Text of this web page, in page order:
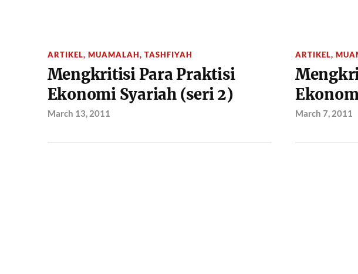
ARTIKEL, MUAMALAH, TASHFIYAH
Mengkritisi Para Praktisi
Ekonomi Syariah (seri 2)
March 13, 2011
ARTIKEL,
March 7, 2011